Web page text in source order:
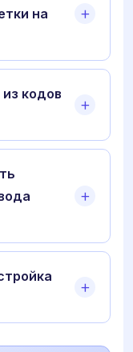
на
кодов